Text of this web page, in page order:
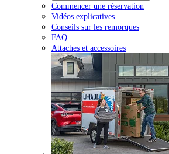
Commencer une réservation
Vidéos explicatives
Conseils sur les remorques
FAQ
Attaches et accessoires